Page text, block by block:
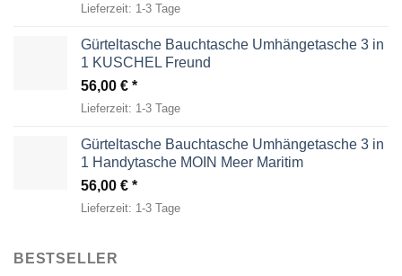
Lieferzeit: 1-3 Tage
Gürteltasche Bauchtasche Umhängetasche 3 in
1 KUSCHEL Freund
56,00 €
Lieferzeit: 1-3 Tage
Gürteltasche Bauchtasche Umhängetasche 3 in
1 Handytasche MOIN Meer Maritim
56,00 €
Lieferzeit: 1-3 Tage
BESTSELLER